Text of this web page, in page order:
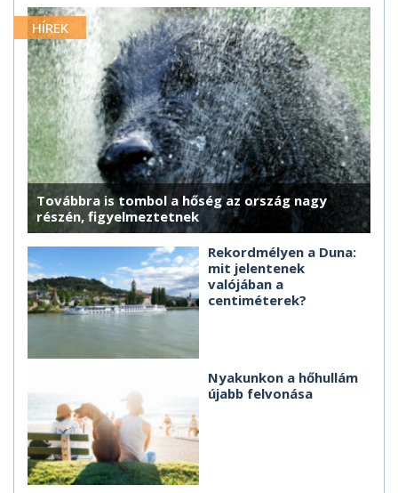
HÍREK
Továbbra is tombol a hőség az ország nagy
részén, figyelmeztetnek
Rekordmélyen a Duna:
mit jelentenek
valójában a
centiméterek?
Nyakunkon a hőhullám
újabb felvonása